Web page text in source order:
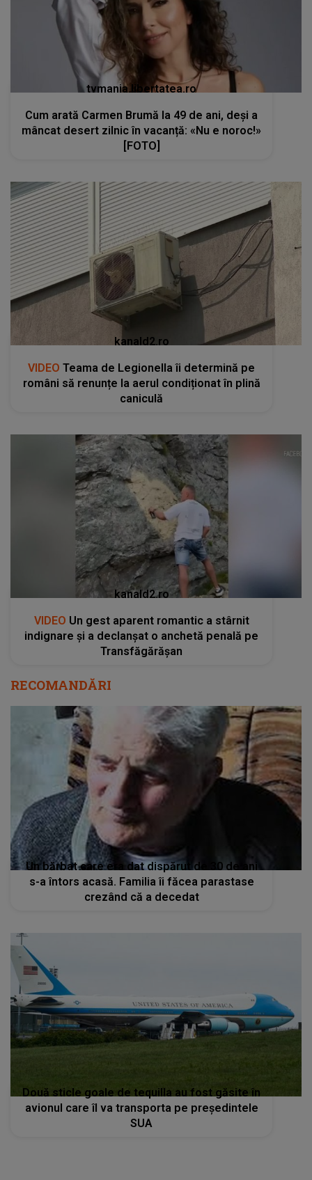
tvmania.libertatea.ro
Cum arată Carmen Brumă la 49 de ani, deși a
mâncat desert zilnic în vacanță: «Nu e noroc!»
[FOTO]
kanald2.ro
VIDEO Teama de Legionella îi determină pe
români să renunțe la aerul condiționat în plină
caniculă
kanald2.ro
VIDEO Un gest aparent romantic a stârnit
indignare și a declanșat o anchetă penală pe
Transfăgărășan
RECOMANDĂRI
Un bărbat care era dat dispărut de 30 de ani
s-a întors acasă. Familia îi făcea parastase
crezând că a decedat
Două sticle goale de tequilla au fost găsite în
avionul care îl va transporta pe președintele
SUA